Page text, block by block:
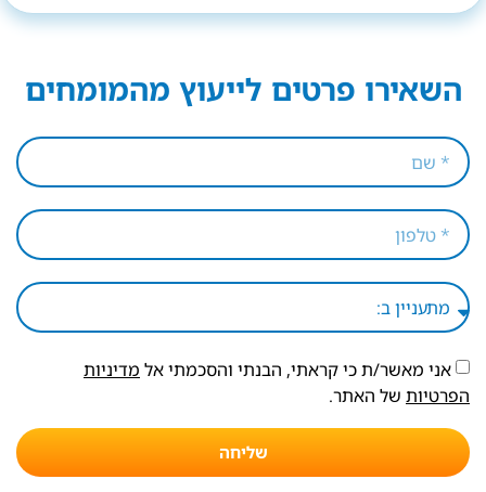
השאירו פרטים לייעוץ מהמומחים
אני מאשר/ת כי קראתי, הבנתי והסכמתי אל מדיניות
הפרטיות של האתר.
שליחה